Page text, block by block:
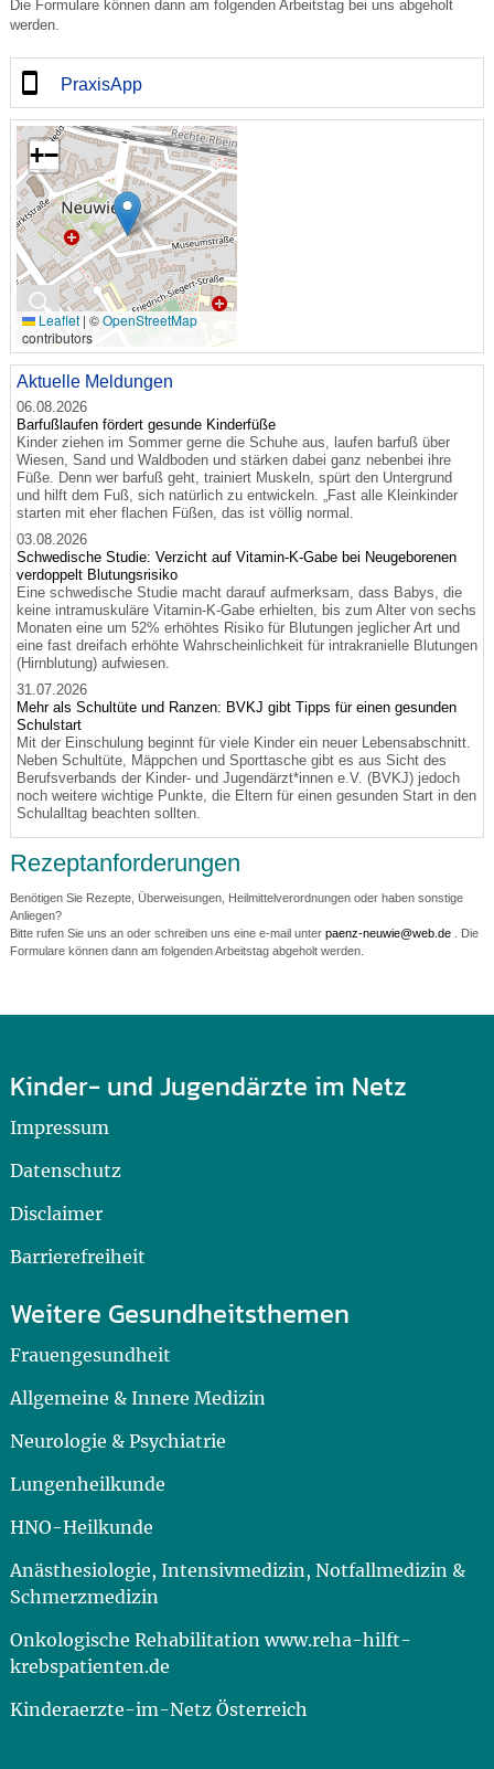
Die Formulare können dann am folgenden Arbeitstag bei uns abgeholt
werden.
PraxisApp
🔍
+−
Leaflet | ©OpenStreetMap
contributors
Aktuelle Meldungen
06.08.2026
Barfußlaufen fördert gesunde Kinderfüße
Kinder ziehen im Sommer gerne die Schuhe aus, laufen barfuß über
Wiesen, Sand und Waldboden und stärken dabei ganz nebenbei ihre
Füße. Denn wer barfuß geht, trainiert Muskeln, spürt den Untergrund
und hilft dem Fuß, sich natürlich zu entwickeln. „Fast alle Kleinkinder
starten mit eher flachen Füßen, das ist völlig normal.
03.08.2026
Schwedische Studie: Verzicht auf Vitamin-K-Gabe bei Neugeborenen
verdoppelt Blutungsrisiko
Eine schwedische Studie macht darauf aufmerksam, dass Babys, die
keine intramuskuläre Vitamin-K-Gabe erhielten, bis zum Alter von sechs
Monaten eine um 52% erhöhtes Risiko für Blutungen jeglicher Art und
eine fast dreifach erhöhte Wahrscheinlichkeit für intrakranielle Blutungen
(Hirnblutung) aufwiesen.
31.07.2026
Mehr als Schultüte und Ranzen: BVKJ gibt Tipps für einen gesunden
Schulstart
Mit der Einschulung beginnt für viele Kinder ein neuer Lebensabschnitt.
Neben Schultüte, Mäppchen und Sporttasche gibt es aus Sicht des
Berufsverbands der Kinder- und Jugendärzt*innen e.V. (BVKJ) jedoch
noch weitere wichtige Punkte, die Eltern für einen gesunden Start in den
Schulalltag beachten sollten.
Rezeptanforderungen
Benötigen Sie Rezepte, Überweisungen, Heilmittelverordnungen oder haben sonstige
Anliegen?
Bitte rufen Sie uns an oder schreiben uns eine e-mail unter paenz-neuwie@web.de. Die
Formulare können dann am folgenden Arbeitstag abgeholt werden.
Kinder- und Jugendärzte im Netz
Impressum
Datenschutz
Disclaimer
Barrierefreiheit
Weitere Gesundheitsthemen
Frauengesundheit
Allgemeine & Innere Medizin
Neurologie & Psychiatrie
Lungenheilkunde
HNO-Heilkunde
Anästhesiologie, Intensivmedizin, Notfallmedizin &
Schmerzmedizin
Onkologische Rehabilitation www.reha-hilft-
krebspatienten.de
Kinderaerzte-im-Netz Österreich